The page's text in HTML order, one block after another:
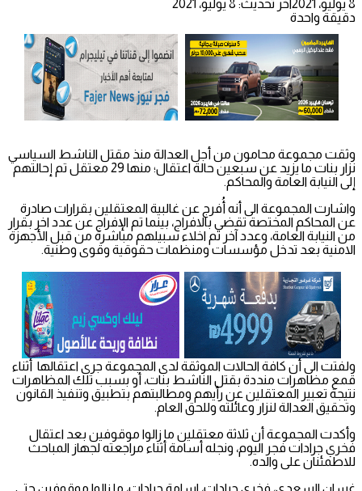
8 يوليو، 2021
آخر تحديث: 8 يوليو، 2021
دقيقة واحدة
وثقت مجموعة محامون من أجل العدالة منذ مقتل الناشط السياسي
نزار بنات ما يزيد عن سبعين حالة اعتقال؛ منها 29 معتقل تم إحالتهم
إلى النيابة العامة والمحاكم.
واشارت المجموعة الى أنه أُفرج عن غالبية المعتقلين بقرارات صادرة
عن المحاكم المختصة تقضي بالافراج، بينما تم الإفراج عن عدد اخر بقرار
من النيابة العامة، وعدد آخر تم اخلاء سبيلهم مباشرة من قبل الأجهزة
الامنية بعد تدخل مؤسسات ومنظمات حقوقية وقوى وطنية.
ولفتت الى أن كافة الحالات الموثقة لدى المجموعة جرى اعتقالها أثناء
قمع مظاهرات منددة بقتل الناشط بنات، أو بسبب تلك المظاهرات
نتيجة تعبير المعتقلين عن رأيهم ومطالبتهم بتطبيق وتنفيذ القانون
وتحقيق العدالة لنزار وعائلته وللحق العام.
وأكدت المجموعة أن ثلاثة معتقلين ما زالوا موقوفين بعد اعتقال
فخري جرادات فجر اليوم، ونجله أسامة أثناء مراجعته لجهاز المباحث
للاطمئنان على والده.